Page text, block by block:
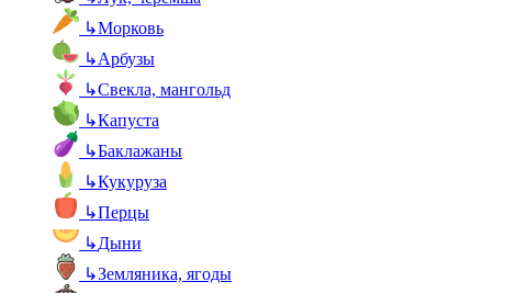
↳Морковь
↳Арбузы
↳Свекла, мангольд
↳Капуста
↳Баклажаны
↳Кукуруза
↳Перцы
↳Дыни
↳Земляника, ягоды